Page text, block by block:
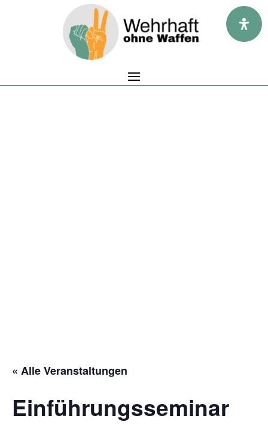
« Alle Veranstaltungen
Einführungsseminar